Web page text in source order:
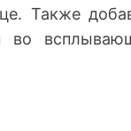
Также
во